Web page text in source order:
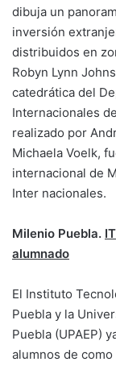
dibuja un
inversión
distribuidos en
Robyn Lynn
catedrática del
Internacionales
realizado por
Michaela Voelk,
internacional de
Inter nacionales.
Milenio Puebla.
alumnado
El Instituto
Puebla y la
Puebla (UPAEP)
alumnos de